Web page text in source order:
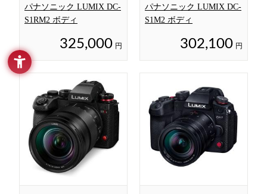
パナソニック LUMIX DC-
S1RM2 ボディ
325,000 円
パナソニック LUMIX DC-
S1M2 ボディ
302,100 円